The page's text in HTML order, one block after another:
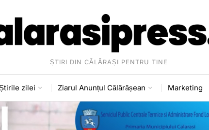
ȘTIRI DIN CĂLĂRAȘI PENTRU TINE
zilei Ziarul Anunțul Călărășean Marketing